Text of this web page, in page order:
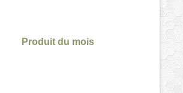
Produit du mois